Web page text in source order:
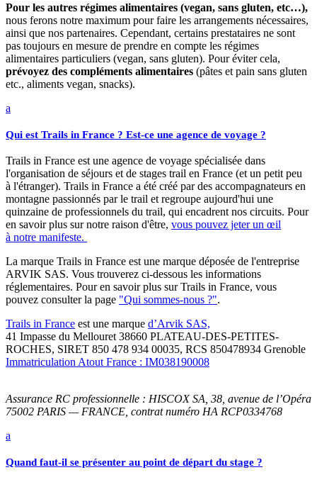
Pour les autres régimes alimentaires (vegan, sans gluten, etc…),
nous ferons notre maximum pour faire les arrangements nécessaires,
ainsi que nos partenaires. Cependant, certains prestataires ne sont
pas toujours en mesure de prendre en compte les régimes
alimentaires particuliers (vegan, sans gluten). Pour éviter cela,
prévoyez des compléments alimentaires (pâtes et pain sans gluten
etc., aliments vegan, snacks).
a
Qui est Trails in France ? Est-ce une agence de voyage ?
Trails in France est une agence de voyage spécialisée dans
l'organisation de séjours et de stages trail en France (et un petit peu
à l'étranger). Trails in France a été créé par des accompagnateurs en
montagne passionnés par le trail et regroupe aujourd'hui une
quinzaine de professionnels du trail, qui encadrent nos circuits. Pour
en savoir plus sur notre raison d'être, vous pouvez jeter un œil
à notre manifeste.
La marque Trails in France est une marque déposée de l'entreprise
ARVIK SAS. Vous trouverez ci-dessous les informations
réglementaires. Pour en savoir plus sur Trails in France, vous
pouvez consulter la page "Qui sommes-nous ?".
Trails in France est une marque d’Arvik SAS,
41 Impasse du Mellouret 38660 PLATEAU-DES-PETITES-
ROCHES, SIRET 850 478 934 00035, RCS 850478934 Grenoble
Immatriculation Atout France : IM038190008
Assurance RC professionnelle : HISCOX SA, 38, avenue de l’Opéra
75002 PARIS — FRANCE, contrat numéro HA RCP0334768
a
Quand faut-il se présenter au point de départ du stage ?